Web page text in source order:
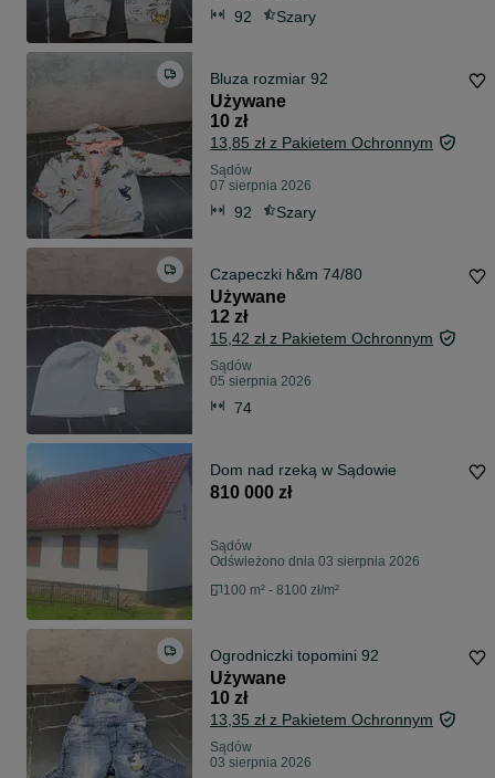
92 Szary
Bluza rozmiar 92
Używane
10 zł
13,85 zł z Pakietem Ochronnym
Sądów
07 sierpnia 2026
92 Szary
Czapeczki h&m 74/80
Używane
12 zł
15,42 zł z Pakietem Ochronnym
Sądów
05 sierpnia 2026
74
Dom nad rzeką w Sądowie
810 000 zł
Sądów
Odświeżono dnia 03 sierpnia 2026
100 m² - 8100 zł/m²
Ogrodniczki topomini 92
Używane
10 zł
13,35 zł z Pakietem Ochronnym
Sądów
03 sierpnia 2026